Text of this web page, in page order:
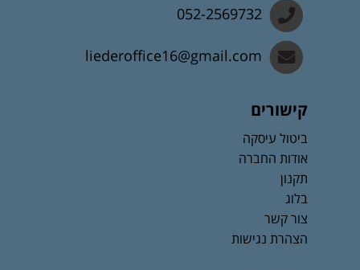
052-2569732
liederoffice16@gmail.com
קישורים
ביטול עיסקה
אודות החברה
תקנון
בלוג
צור קשר
הצהרת נגישות